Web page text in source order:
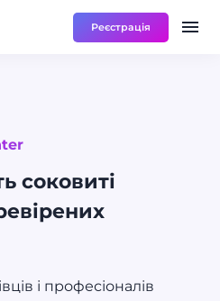
RU Робота
Реєстрація
соковиті
і професіоналів